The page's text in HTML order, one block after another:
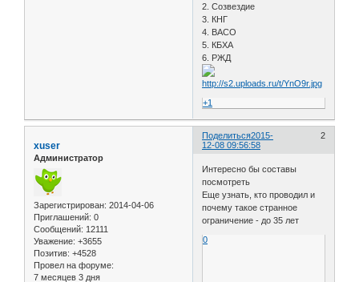
2. Созвездие
3. КНГ
4. ВАСО
5. КБХА
6. РЖД
+1
Поделиться 2
2015-
12-08 09:56:58
xuser
Администратор
Зарегистрирован: 2014-04-06
Приглашений: 0
Сообщений: 12111
Уважение: +3655
Позитив: +4528
Провел на форуме:
7 месяцев 3 дня
Интересно бы составы
посмотреть
Еще узнать, кто проводил и
почему такое странное
ограничение - до 35 лет
0